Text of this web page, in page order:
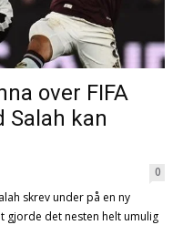
over FIFA
Salah kan
0
skrev under på en ny
det nesten helt umulig